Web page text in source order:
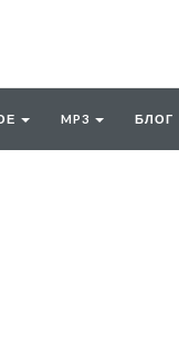
MP3 БЛОГ